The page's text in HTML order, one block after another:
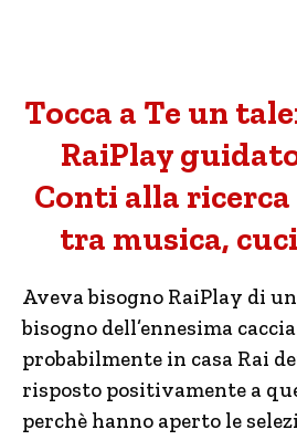
Tocca a Te un
RaiPlay
Conti alla
tra musica,
Aveva bisogno RaiPlay di
bisogno dell’ennesima
probabilmente in casa Rai
risposto positivamente a
perchè hanno aperto le